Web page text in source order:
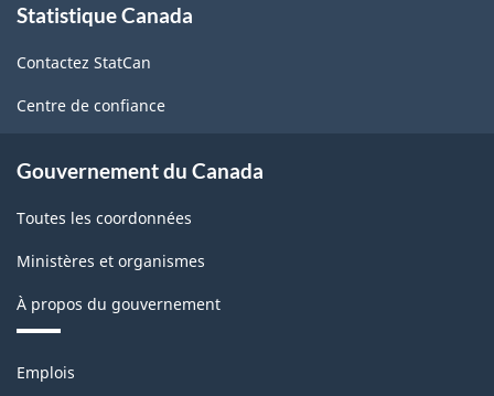
propos
ce
site
Statistique Canada
Contactez StatCan
Centre de confiance
Gouvernement du Canada
Toutes les coordonnées
Ministères et organismes
À propos du gouvernement
Thèmes
Emplois